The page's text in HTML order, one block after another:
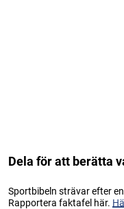
Dela för att berätta
Sportbibeln strävar efter
Rapportera faktafel här.